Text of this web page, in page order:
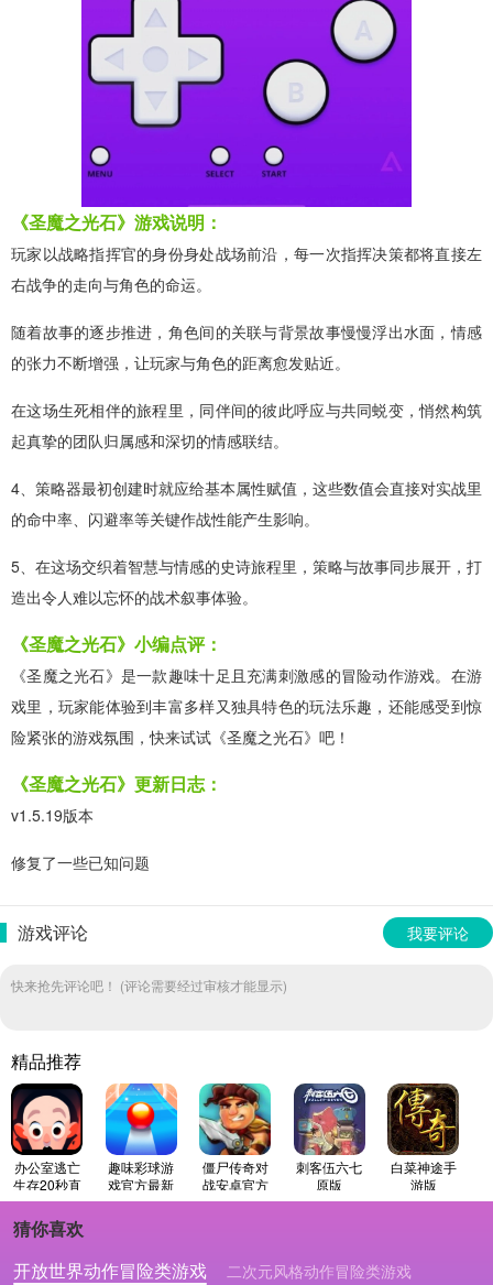
《圣魔之光石》游戏说明：
玩家以战略指挥官的身份身处战场前沿，每一次指挥决策都将直接左
右战争的走向与角色的命运。
随着故事的逐步推进，角色间的关联与背景故事慢慢浮出水面，情感
的张力不断增强，让玩家与角色的距离愈发贴近。
在这场生死相伴的旅程里，同伴间的彼此呼应与共同蜕变，悄然构筑
起真挚的团队归属感和深切的情感联结。
4、策略器最初创建时就应给基本属性赋值，这些数值会直接对实战里
的命中率、闪避率等关键作战性能产生影响。
5、在这场交织着智慧与情感的史诗旅程里，策略与故事同步展开，打
造出令人难以忘怀的战术叙事体验。
《圣魔之光石》小编点评：
《圣魔之光石》是一款趣味十足且充满刺激感的冒险动作游戏。在游
戏里，玩家能体验到丰富多样又独具特色的玩法乐趣，还能感受到惊
险紧张的游戏氛围，快来试试《圣魔之光石》吧！
《圣魔之光石》更新日志：
v1.5.19版本
修复了一些已知问题
游戏评论 我要评论
快来抢先评论吧！ (评论需要经过审核才能显示)
精品推荐
办公室逃亡
生存20秒直
装版
趣味彩球游
戏官方最新
版
僵尸传奇对
战安卓官方
版
刺客伍六七
原版
白菜神途手
游版
猜你喜欢
开放世界动作冒险类游戏
二次元风格动作冒险类游戏